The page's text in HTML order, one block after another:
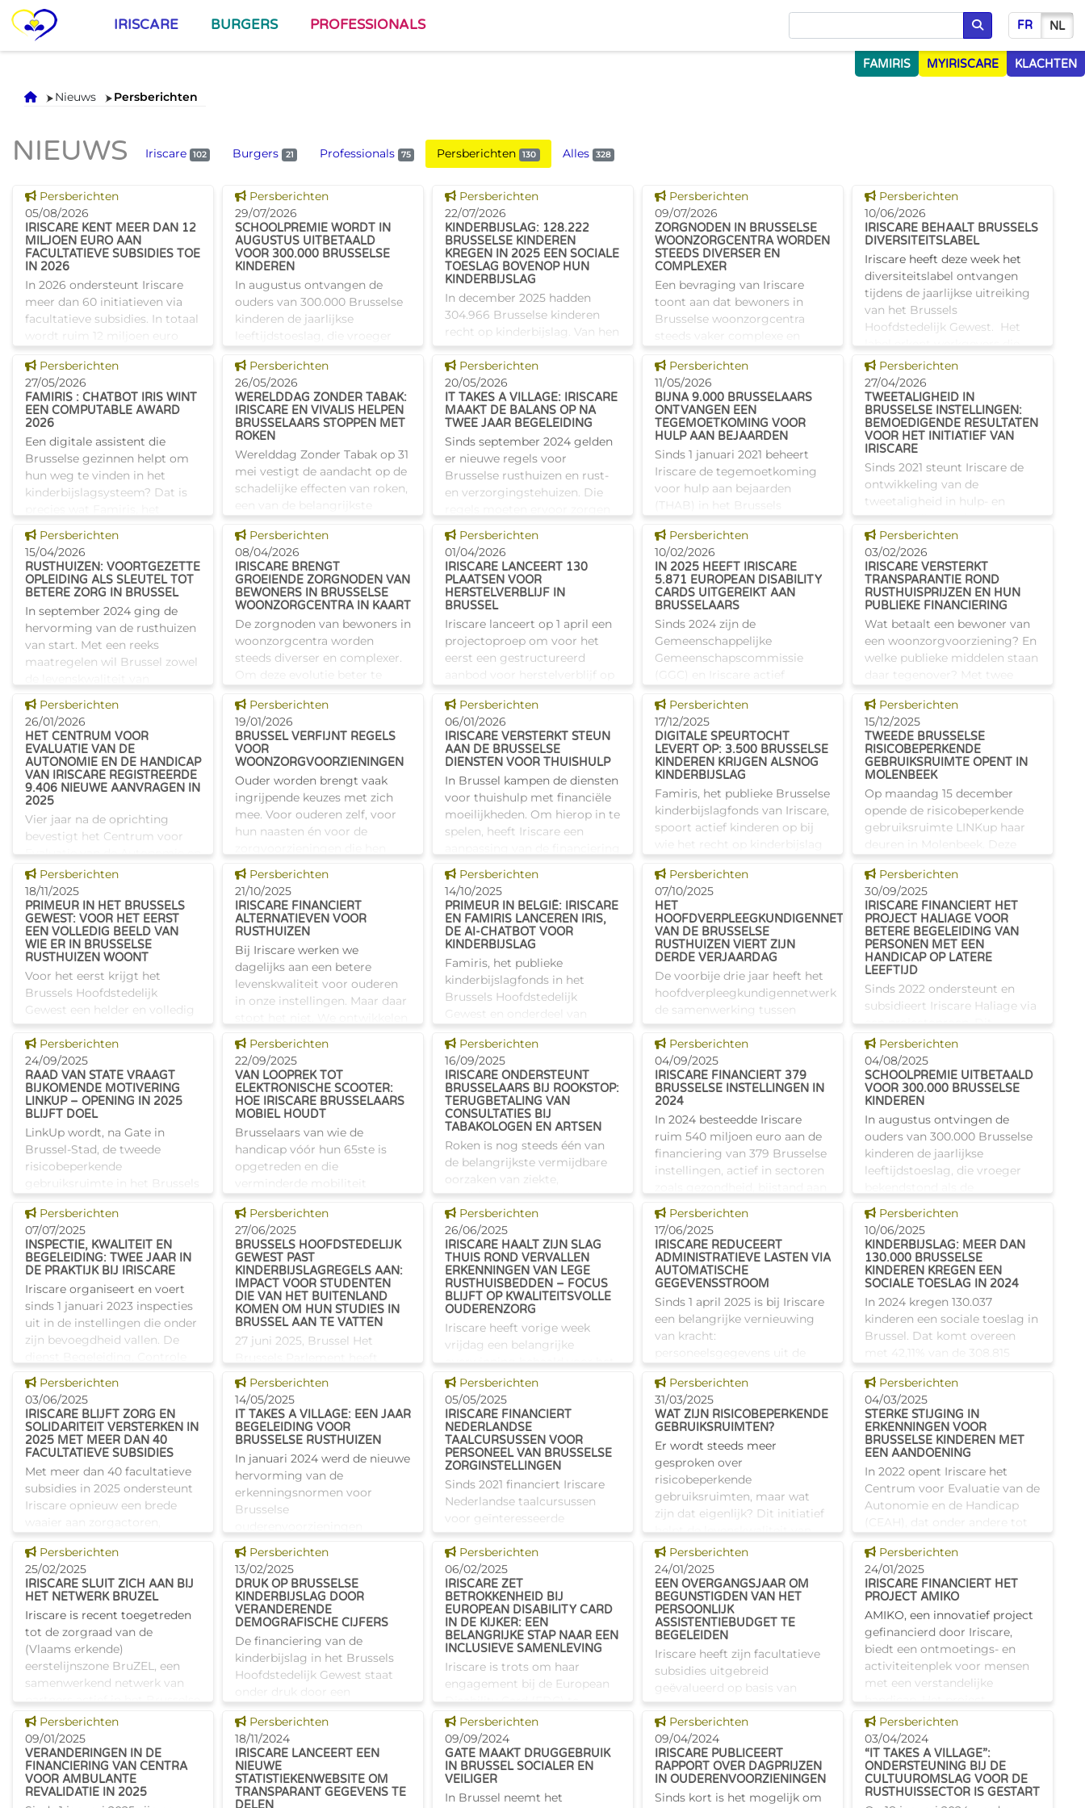
IRISCARE BURGERS PROFESSIONALS
Opzoeken
FR NL
FAMIRIS MYIRISCARE KLACHTEN
Onthaal
Nieuws Persberichten
NIEUWS Iriscare 102 Burgers 21 Professionals 75 Persberichten 130 Alles 328
Dit nieuws tonen
Persberichten
05/08/2026
IRISCARE KENT MEER DAN 12
MILJOEN EURO AAN
FACULTATIEVE SUBSIDIES TOE
IN 2026
In 2026 ondersteunt Iriscare
meer dan 60 initiatieven via
facultatieve subsidies. In totaal
wordt ruim 12 miljoen euro
Brusselse actoren die actief
zijn op het vlak van gezondhe
Dit nieuws tonen
Persberichten
29/07/2026
SCHOOLPREMIE WORDT IN
AUGUSTUS UITBETAALD
VOOR 300.000 BRUSSELSE
KINDEREN
In augustus ontvangen de
ouders van 300.000 Brusselse
kinderen de jaarlijkse
leeftijdstoeslag, die vroeger
schoolpremie. Deze financiële
ondersteuning helpt gezinnen
om de kosten
Dit nieuws tonen
Persberichten
22/07/2026
KINDERBIJSLAG: 128.222
BRUSSELSE KINDEREN
KREGEN IN 2025 EEN SOCIALE
TOESLAG BOVENOP HUN
KINDERBIJSLAG
In december 2025 hadden
304.966 Brusselse kinderen
recht op kinderbijslag. Van hen
ontvingen 128.222 kinderen
ook een sociale toeslag boven
op hun basiskinderbijslag. Dat
komt overeen met 42,04% van
Dit nieuws tonen
Persberichten
09/07/2026
ZORGNODEN IN BRUSSELSE
WOONZORGCENTRA WORDEN
STEEDS DIVERSER EN
COMPLEXER
Een bevraging van Iriscare
toont aan dat bewoners in
Brusselse woonzorgcentra
steeds vaker complexe en
hebben. Die evolutie vraagt
om een bredere kijk op
zorgzwaarte, onderste
Dit nieuws tonen
Persberichten
10/06/2026
IRISCARE BEHAALT BRUSSELS
DIVERSITEITSLABEL
Iriscare heeft deze week het
diversiteitslabel ontvangen
tijdens de jaarlijkse uitreiking
van het Brussels
Hoofdstedelijk Gewest. Het
label erkent werkgevers die
zich actief inzetten voor meer
Dit nieuws tonen
Persberichten
27/05/2026
FAMIRIS : CHATBOT IRIS WINT
EEN COMPUTABLE AWARD
2026
Een digitale assistent die
Brusselse gezinnen helpt om
hun weg te vinden in het
kinderbijslagsysteem? Dat is
Brusselse publieke
kinderbijslagfonds van Iriscare,
in 2025 heeft
Dit nieuws tonen
Persberichten
26/05/2026
WERELDDAG ZONDER TABAK:
IRISCARE EN VIVALIS HELPEN
BRUSSELAARS STOPPEN MET
ROKEN
Werelddag Zonder Tabak op 31
mei vestigt de aandacht op de
schadelijke effecten van roken,
een van de belangrijkste
ernstige ziekten. Hoewel de wil
om te stoppen vaak aanwezi
Dit nieuws tonen
Persberichten
20/05/2026
IT TAKES A VILLAGE: IRISCARE
MAAKT DE BALANS OP NA
TWEE JAAR BEGELEIDING
Sinds september 2024 gelden
er nieuwe regels voor
Brusselse rusthuizen en rust-
en verzorgingstehuizen. Die
dat deze voorzieningen nog
meer evolueren naar echte
leefomgevi
Dit nieuws tonen
Persberichten
11/05/2026
BIJNA 9.000 BRUSSELAARS
ONTVANGEN EEN
TEGEMOETKOMING VOOR
HULP AAN BEJAARDEN
Sinds 1 januari 2021 beheert
Iriscare de tegemoetkoming
voor hulp aan bejaarden
(THAB) in het Brussels
jaar tijd is het aantal
aanvragen blijven toenemen.
Ook het aanta
Dit nieuws tonen
Persberichten
27/04/2026
TWEETALIGHEID IN
BRUSSELSE INSTELLINGEN:
BEMOEDIGENDE RESULTATEN
VOOR HET INITIATIEF VAN
IRISCARE
Sinds 2021 steunt Iriscare de
ontwikkeling van de
tweetaligheid in hulp- en
zorginstellingen door
taalcursussen Nederlands te
financieren voor Brusselse
rusthuizen. Voortbouwend op
die ervaring werd
Dit nieuws tonen
Persberichten
15/04/2026
RUSTHUIZEN: VOORTGEZETTE
OPLEIDING ALS SLEUTEL TOT
BETERE ZORG IN BRUSSEL
In september 2024 ging de
hervorming van de rusthuizen
van start. Met een reeks
maatregelen wil Brussel zowel
bewoners als de kwaliteit van
de zorg versterken. Een
belangrijk o
Dit nieuws tonen
Persberichten
08/04/2026
IRISCARE BRENGT
GROEIENDE ZORGNODEN VAN
BEWONERS IN BRUSSELSE
WOONZORGCENTRA IN KAART
De zorgnoden van bewoners in
woonzorgcentra worden
steeds diverser en complexer.
Om deze evolutie beter te
af te stemmen, voerde Iriscare
een bevraging uit bij de Bruss
Dit nieuws tonen
Persberichten
01/04/2026
IRISCARE LANCEERT 130
PLAATSEN VOOR
HERSTELVERBLIJF IN
BRUSSEL
Iriscare lanceert op 1 april een
projectoproep om voor het
eerst een gestructureerd
aanbod voor herstelverblijf op
Hoofdstedelijk Gewest. Het
doel: 130 bedden beschikbaar
ma
Dit nieuws tonen
Persberichten
10/02/2026
IN 2025 HEEFT IRISCARE
5.871 EUROPEAN DISABILITY
CARDS UITGEREIKT AAN
BRUSSELAARS
Sinds 2024 zijn de
Gemeenschappelijke
Gemeenschapscommissie
(GGC) en Iriscare actief
de European Disability Card
(EDC). Dit Europese initiatief
moet de inclusie en mobil
Dit nieuws tonen
Persberichten
03/02/2026
IRISCARE VERSTERKT
TRANSPARANTIE ROND
RUSTHUISPRIJZEN EN HUN
PUBLIEKE FINANCIERING
Wat betaalt een bewoner van
een woonzorgvoorziening? En
welke publieke middelen staan
daar tegenover? Met twee
onlinerapporten biedt Iriscare
voortaan een helder, objectief
en vergeli
Dit nieuws tonen
Persberichten
26/01/2026
HET CENTRUM VOOR
EVALUATIE VAN DE
AUTONOMIE EN DE HANDICAP
VAN IRISCARE REGISTREERDE
9.406 NIEUWE AANVRAGEN IN
2025
Vier jaar na de oprichting
bevestigt het Centrum voor
Evaluatie van de Autonomie en
de Handicap van Iriscare zijn
essentiële rol in het Brussels
Hoofdstedelijk Gewest. In 2025
werden er 9.406 nieuwe
Dit nieuws tonen
Persberichten
19/01/2026
BRUSSEL VERFIJNT REGELS
VOOR
WOONZORGVOORZIENINGEN
Ouder worden brengt vaak
ingrijpende keuzes met zich
mee. Voor ouderen zelf, voor
hun naasten én voor de
elke dag begeleiden. Daarom
past het Verenigd College de
ordonnanti
Dit nieuws tonen
Persberichten
06/01/2026
IRISCARE VERSTERKT STEUN
AAN DE BRUSSELSE
DIENSTEN VOOR THUISHULP
In Brussel kampen de diensten
voor thuishulp met financiële
moeilijkheden. Om hierop in te
spelen, heeft Iriscare een
doorgevoerd die op 1 januari
2026 in werking is g
Dit nieuws tonen
Persberichten
17/12/2025
DIGITALE SPEURTOCHT
LEVERT OP: 3.500 BRUSSELSE
KINDEREN KRIJGEN ALSNOG
KINDERBIJSLAG
Famiris, het publieke Brusselse
kinderbijslagfonds van Iriscare,
spoort actief kinderen op bij
wie het recht op kinderbijslag
Dankzij digitale detectie
worden dagelijks gemidde
Dit nieuws tonen
Persberichten
15/12/2025
TWEEDE BRUSSELSE
RISICOBEPERKENDE
GEBRUIKSRUIMTE OPENT IN
MOLENBEEK
Op maandag 15 december
opende de risicobeperkende
gebruiksruimte LINKup haar
deuren in Molenbeek. Deze
volksgezondheid draagt ook
bij aan een betere
levenskwaliteit va
Dit nieuws tonen
Persberichten
18/11/2025
PRIMEUR IN HET BRUSSELS
GEWEST: VOOR HET EERST
EEN VOLLEDIG BEELD VAN
WIE ER IN BRUSSELSE
RUSTHUIZEN WOONT
Voor het eerst krijgt het
Brussels Hoofdstedelijk
Gewest een helder en volledig
overzicht van wie er vandaag
in de rust- en
verzorgingstehuizen van het
Gewest verblijft. De nieuwe
statistieken van Ir
Dit nieuws tonen
Persberichten
21/10/2025
IRISCARE FINANCIERT
ALTERNATIEVEN VOOR
RUSTHUIZEN
Bij Iriscare werken we
dagelijks aan een betere
levenskwaliteit voor ouderen
in onze instellingen. Maar daar
ook oplossingen die het
mogelijk maken om zo lang
mogelijk
Dit nieuws tonen
Persberichten
14/10/2025
PRIMEUR IN BELGIË: IRISCARE
EN FAMIRIS LANCEREN IRIS,
DE AI-CHATBOT VOOR
KINDERBIJSLAG
Famiris, het publieke
kinderbijslagfonds in het
Brussels Hoofdstedelijk
Gewest en onderdeel van
als eerste in het land een AI-
chatbot op zijn website. De
chatbot, Iris,
Dit nieuws tonen
Persberichten
07/10/2025
HET
HOOFDVERPLEEGKUNDIGENNETWERK
VAN DE BRUSSELSE
RUSTHUIZEN VIERT ZIJN
DERDE VERJAARDAG
De voorbije drie jaar heeft het
hoofdverpleegkundigennetwerk
de samenwerking tussen
Iriscare en de Brusselse
rusthuizen versterkt door de
uitwisseling van goede
praktijken te stimuleren en
permanente
Dit nieuws tonen
Persberichten
30/09/2025
IRISCARE FINANCIERT HET
PROJECT HALIAGE VOOR
BETERE BEGELEIDING VAN
PERSONEN MET EEN
HANDICAP OP LATERE
LEEFTIJD
Sinds 2022 ondersteunt en
subsidieert Iriscare Haliage via
een projectoproep. Dit
initiatief, geleid door het
OCMW van de Stad Brussel,
biedt een innovatief antwoord
op de noden van personen met
een
Dit nieuws tonen
Persberichten
24/09/2025
RAAD VAN STATE VRAAGT
BIJKOMENDE MOTIVERING
LINKUP – OPENING IN 2025
BLIJFT DOEL
LinkUp wordt, na Gate in
Brussel-Stad, de tweede
risicobeperkende
gebruiksruimte in het Brussels
project wil een antwoord
bieden op het drugsgebruik
dat vandaag zichtbaar i
Dit nieuws tonen
Persberichten
22/09/2025
VAN LOOPREK TOT
ELEKTRONISCHE SCOOTER:
HOE IRISCARE BRUSSELAARS
MOBIEL HOUDT
Brusselaars van wie de
handicap vóór hun 65ste is
opgetreden en die
verminderde mobiliteit
extra ondersteuning via hun
ziekenfonds. Naast de
terugbetaling van rolstoelen,
Dit nieuws tonen
Persberichten
16/09/2025
IRISCARE ONDERSTEUNT
BRUSSELAARS BIJ ROOKSTOP:
TERUGBETALING VAN
CONSULTATIES BIJ
TABAKOLOGEN EN ARTSEN
Roken is nog steeds één van
de belangrijkste vermijdbare
oorzaken van ziekte,
arbeidsongeschiktheid en
vroegtijdig overlijden. Stoppen
is vaak een uitdaging, maar
met professionele begeleiding
neem
Dit nieuws tonen
Persberichten
04/09/2025
IRISCARE FINANCIERT 379
BRUSSELSE INSTELLINGEN IN
2024
In 2024 besteedde Iriscare
ruim 540 miljoen euro aan de
financiering van 379 Brusselse
instellingen, actief in sectoren
personen, de non-profitsector
en gezinsbijslagen
Dit nieuws tonen
Persberichten
04/08/2025
SCHOOLPREMIE UITBETAALD
VOOR 300.000 BRUSSELSE
KINDEREN
In augustus ontvingen de
ouders van 300.000 Brusselse
kinderen de jaarlijkse
leeftijdstoeslag, die vroeger
schoolpremie. Een
ruggensteuntje om het nieuwe
schooljaar goed in te zett
Dit nieuws tonen
Persberichten
07/07/2025
INSPECTIE, KWALITEIT EN
BEGELEIDING: TWEE JAAR IN
DE PRAKTIJK BIJ IRISCARE
Iriscare organiseert en voert
sinds 1 januari 2023 inspecties
uit in de instellingen die onder
zijn bevoegdheid vallen. De
en Kwaliteit van Iriscare blikt
vandaag terug o
Dit nieuws tonen
Persberichten
27/06/2025
BRUSSELS HOOFDSTEDELIJK
GEWEST PAST
KINDERBIJSLAGREGELS AAN:
IMPACT VOOR STUDENTEN
DIE VAN HET BUITENLAND
KOMEN OM HUN STUDIES IN
BRUSSEL AAN TE VATTEN
27 juni 2025, Brussel Het
vandaag een wijziging van de
kinderbijslagregels
goedgekeurd. Vanaf 1
september 2025 komen
nieuwe internationale
studenten, die zich met een
verb
Dit nieuws tonen
Persberichten
26/06/2025
IRISCARE HAALT ZIJN SLAG
THUIS ROND VERVALLEN
ERKENNINGEN VAN LEGE
RUSTHUISBEDDEN – FOCUS
BLIJFT OP KWALITEITSVOLLE
OUDERENZORG
Iriscare heeft vorige week
vrijdag een belangrijke
overwinning behaald voor het
Grondwettelijk Hof in het
dossier rond de vervallen
erkenningen van lege bedden
in Brusselse rusthuizen. De
grote sp
Dit nieuws tonen
Persberichten
17/06/2025
IRISCARE REDUCEERT
ADMINISTRATIEVE LASTEN VIA
AUTOMATISCHE
GEGEVENSSTROOM
Sinds 1 april 2025 is bij Iriscare
een belangrijke vernieuwing
van kracht:
personeelsgegevens uit de
worden voortaan automatisch
doorgestuurd naar de
financieringsapplicatie
Dit nieuws tonen
Persberichten
10/06/2025
KINDERBIJSLAG: MEER DAN
130.000 BRUSSELSE
KINDEREN KREGEN EEN
SOCIALE TOESLAG IN 2024
In 2024 kregen 130.037
kinderen een sociale toeslag in
Brussel. Dat komt overeen
met 42,11% van de 308.815
hebben op kinderbijslag. Het
gaat om voorlopige cijfers die
tus
Dit nieuws tonen
Persberichten
03/06/2025
IRISCARE BLIJFT ZORG EN
SOLIDARITEIT VERSTERKEN IN
2025 MET MEER DAN 40
FACULTATIEVE SUBSIDIES
Met meer dan 40 facultatieve
subsidies in 2025 ondersteunt
Iriscare opnieuw een brede
middenveldorganisaties.
Dankzij deze steun kunnen zij
hun werk verderzetten e
Dit nieuws tonen
Persberichten
14/05/2025
IT TAKES A VILLAGE: EEN JAAR
BEGELEIDING VOOR
BRUSSELSE RUSTHUIZEN
In januari 2024 werd de nieuwe
hervorming van de
erkenningsnormen voor
Brusselse
goedgekeurd door het
Verenigd College. Deze is in
werking getreden op 1
september 2024. Al vanaf
Dit nieuws tonen
Persberichten
05/05/2025
IRISCARE FINANCIERT
NEDERLANDSE
TAALCURSUSSEN VOOR
PERSONEEL VAN BRUSSELSE
ZORGINSTELLINGEN
Sinds 2021 financiert Iriscare
Nederlandse taalcursussen
voor geïnteresseerde
Brusselse woonzorgcentra.
Gezien de bemoedigende
resultaten heeft Iriscare
besloten dit initiatief uit te
breiden naar a
Dit nieuws tonen
Persberichten
31/03/2025
WAT ZIJN RISICOBEPERKENDE
GEBRUIKSRUIMTEN?
Er wordt steeds meer
gesproken over
risicobeperkende
gebruiksruimten, maar wat
zijn dat eigenlijk? Dit initiatief
helpt de levenskwaliteit van
druggebruikers in onzekere
situaties te verbeteren en ru
Dit nieuws tonen
Persberichten
04/03/2025
STERKE STIJGING IN
ERKENNINGEN VOOR
BRUSSELSE KINDEREN MET
EEN AANDOENING
In 2022 opent Iriscare het
Centrum voor Evaluatie van de
Autonomie en de Handicap
(CEAH), dat onder andere tot
van kinderen in Brussel te
beoordelen. Iriscare maakt de
bala
Dit nieuws tonen
Persberichten
25/02/2025
IRISCARE SLUIT ZICH AAN BIJ
HET NETWERK BRUZEL
Iriscare is recent toegetreden
tot de zorgraad van de
(Vlaams erkende)
eerstelijnszone BruZEL, een
samenwerkend netwerk van
partners actief in het Brusselse
Hoofdstedelijk Gewest. Zij
zetten in op bu
Dit nieuws tonen
Persberichten
13/02/2025
DRUK OP BRUSSELSE
KINDERBIJSLAG DOOR
VERANDERENDE
DEMOGRAFISCHE CIJFERS
De financiering van de
kinderbijslag in het Brussels
Hoofdstedelijk Gewest staat
onder druk door een
leeftijdsverdeling van kinderen
en jongeren. De inkomsten
voor de federale dota
Dit nieuws tonen
Persberichten
06/02/2025
IRISCARE ZET
BETROKKENHEID BIJ
EUROPEAN DISABILITY CARD
IN DE KIJKER: EEN
BELANGRIJKE STAP NAAR EEN
INCLUSIEVE SAMENLEVING
Iriscare is trots om haar
engagement bij de European
Disability Card (EDC) te
benadrukken, een Europees
initiatief dat inclusie en
mobiliteit van personen met
een handicap bevordert. België
stond me
Dit nieuws tonen
Persberichten
24/01/2025
EEN OVERGANGSJAAR OM
BEGUNSTIGDEN VAN HET
PERSOONLIJK
ASSISTENTIEBUDGET TE
BEGELEIDEN
Iriscare heeft zijn facultatieve
subsidies uitgebreid
geëvalueerd op basis van
doeltreffendheids- en
kwaliteitscriteria. Naar
aanleiding daarvan werd in
overleg met de sector beslist
om het proefpro
Dit nieuws tonen
Persberichten
24/01/2025
IRISCARE FINANCIERT HET
PROJECT AMIKO
AMIKO, een innovatief project
gefinancierd door Iriscare,
biedt een ontmoetings- en
activiteitenplek voor mensen
met een verstandelijke
handicap. Het project
verwelkomt 30 deelnemers en
geeft hen toe
Dit nieuws tonen
Persberichten
09/01/2025
VERANDERINGEN IN DE
FINANCIERING VAN CENTRA
VOOR AMBULANTE
REVALIDATIE IN 2025
Dit nieuws tonen
Persberichten
18/11/2024
IRISCARE LANCEERT EEN
NIEUWE
STATISTIEKENWEBSITE OM
TRANSPARANT GEGEVENS TE
DELEN
Dit nieuws tonen
Persberichten
09/09/2024
GATE MAAKT DRUGGEBRUIK
IN BRUSSEL SOCIALER EN
VEILIGER
In Brussel neemt het
Dit nieuws tonen
Persberichten
09/04/2024
IRISCARE PUBLICEERT
RAPPORT OVER DAGPRIJZEN
IN OUDERENVOORZIENINGEN
Sinds kort is het mogelijk om
Dit nieuws tonen
Persberichten
03/04/2024
“IT TAKES A VILLAGE”:
ONDERSTEUNING BIJ DE
CULTUUROMSLAG VOOR DE
RUSTHUISSECTOR IS GESTART